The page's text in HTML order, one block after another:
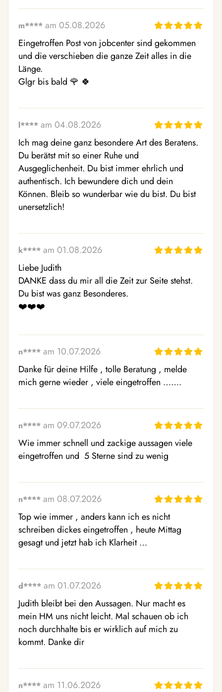
m**** am 05.08.2026
Eingetroffen Post von jobcenter sind gekommen
und die verschieben die ganze Zeit alles in die
Länge.
Glgr bis bald 🌹 🍀
l**** am 04.08.2026
Ich mag deine ganz besondere Art des Beratens.
Du berätst mit so einer Ruhe und
Ausgeglichenheit. Du bist immer ehrlich und
authentisch. Ich bewundere dich und dein
Können. Bleib so wunderbar wie du bist. Du bist
unersetzlich!
k**** am 01.08.2026
Liebe Judith
DANKE dass du mir all die Zeit zur Seite stehst.
Du bist was ganz Besonderes.
❤️❤️❤️
n**** am 10.07.2026
Danke für deine Hilfe , tolle Beratung , melde
mich gerne wieder , viele eingetroffen …….
n**** am 09.07.2026
Wie immer schnell und zackige aussagen viele
eingetroffen und  5 Sterne sind zu wenig
n**** am 08.07.2026
Top wie immer , anders kann ich es nicht
schreiben dickes eingetroffen , heute Mittag
gesagt und jetzt hab ich Klarheit …
d**** am 01.07.2026
Judith bleibt bei den Aussagen. Nur macht es
mein HM uns nicht leicht. Mal schauen ob ich
noch durchhalte bis er wirklich auf mich zu
kommt. Danke dir
n**** am 11.06.2026